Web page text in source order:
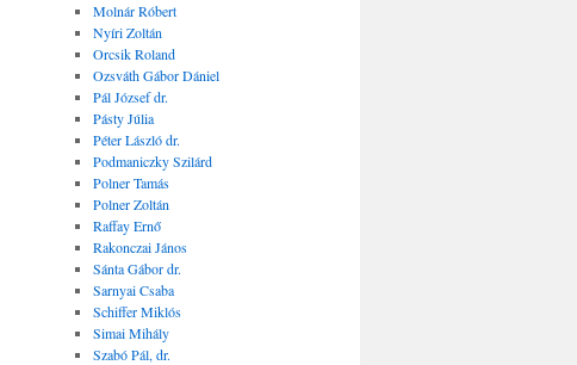
Molnár Róbert
Nyíri Zoltán
Orcsik Roland
Ozsváth Gábor Dániel
Pál József dr.
Pásty Júlia
Péter László dr.
Podmaniczky Szilárd
Polner Tamás
Polner Zoltán
Raffay Ernő
Rakonczai János
Sánta Gábor dr.
Sarnyai Csaba
Schiffer Miklós
Simai Mihály
Szabó Pál, dr.